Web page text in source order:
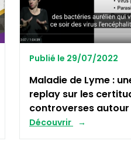
Publié le 29/07/2022
Maladie de Lyme :
replay sur les
controverses
Découvrir